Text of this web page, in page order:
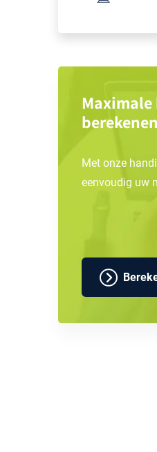
Met onze
eenvoudig uw